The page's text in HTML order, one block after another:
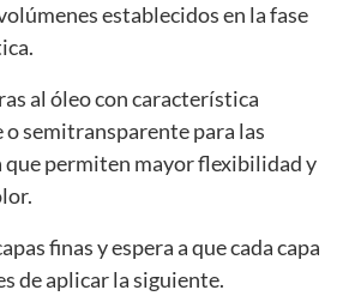
establecidos en la fase
al óleo con característica
semitransparente para las
que permiten mayor flexibilidad y
finas y espera a que cada capa
de aplicar la siguiente.